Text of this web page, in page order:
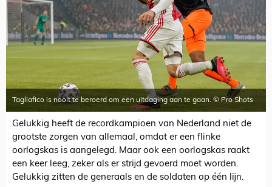
Tagliafico is nooit te beroerd om een uitdaging aan te gaan. © Pro Shots
Gelukkig heeft de recordkampioen van Nederland niet de
grootste zorgen van allemaal, omdat er een flinke
oorlogskas is aangelegd. Maar ook een oorlogskas raakt
een keer leeg, zeker als er strijd gevoerd moet worden.
Gelukkig zitten de generaals en de soldaten op één lijn.